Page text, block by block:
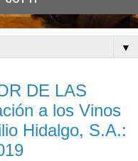
▼
DE LAS
a los Vinos
Hidalgo, S.A.: